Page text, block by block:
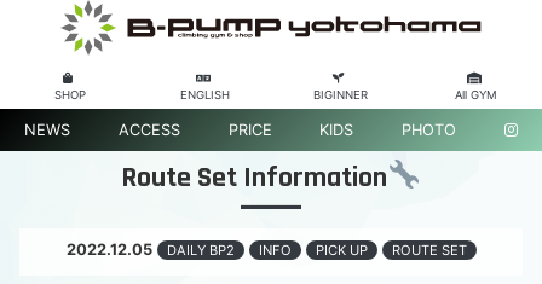
SHOP ENGLISH BIGINNER All GYM
NEWS ACCESS PRICE KIDS PHOTO
Route Set Information
2022.12.05 DAILY BP2 INFO PICK UP ROUTE SET